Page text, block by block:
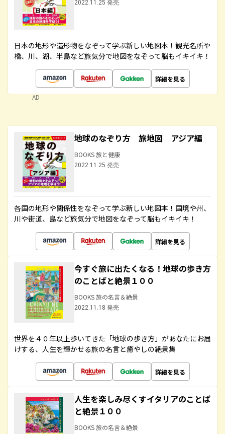
2022.11.25 発売
日本の地形や造形物をなぞって学ぶ新しい地図本！観光名所や
橋、川、湖、半島など旅気分で地図をなぞって脳もイキイキ！
詳細を見る
AD
地球のなぞり方 旅地図 アジア編
BOOKS 旅と健康
2022.11.25 発売
各国の地形や関係性をなぞって学ぶ新しい地図本！国境や州、
川や街道、島など旅気分で地図をなぞって脳もイキイキ！
詳細を見る
今すぐ旅に出たくなる！地球の歩き方
のことばと絶景１００
BOOKS 旅の名言＆絶景
2022.11.18 発売
世界を４０年以上歩いてきた「地球の歩き方」があなたにお届
けする、人生を輝かせる旅の名言と癒やしの絶景集
詳細を見る
人生を楽しみ尽くすイタリアのことば
と絶景１００
BOOKS 旅の名言＆絶景